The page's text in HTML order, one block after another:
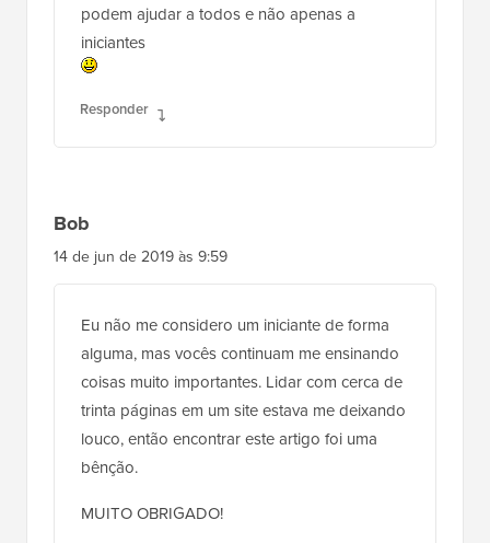
podem ajudar a todos e não apenas a
iniciantes
Responder
Bob
14 de jun de 2019 às 9:59
Eu não me considero um iniciante de forma
alguma, mas vocês continuam me ensinando
coisas muito importantes. Lidar com cerca de
trinta páginas em um site estava me deixando
louco, então encontrar este artigo foi uma
bênção.
MUITO OBRIGADO!